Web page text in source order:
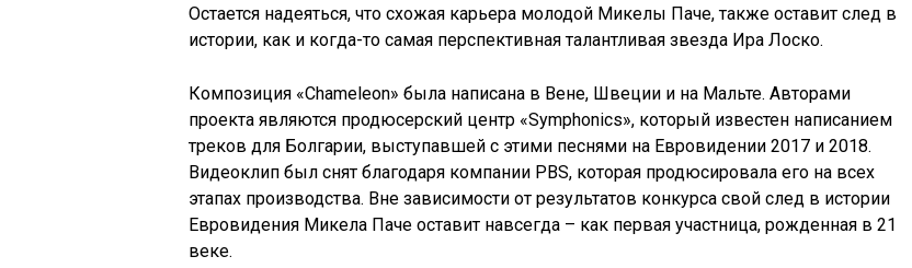
Остается надеяться, что схожая карьера молодой Микелы Паче, также оставит след в
истории, как и когда-то самая перспективная талантливая звезда Ира Лоско.
Композиция «Chameleon» была написана в Вене, Швеции и на Мальте. Авторами
проекта являются продюсерский центр «Symphonics», который известен написанием
треков для Болгарии, выступавшей с этими песнями на Евровидении 2017 и 2018.
Видеоклип был снят благодаря компании PBS, которая продюсировала его на всех
этапах производства. Вне зависимости от результатов конкурса свой след в истории
Евровидения Микела Паче оставит навсегда – как первая участница, рожденная в 21
веке.